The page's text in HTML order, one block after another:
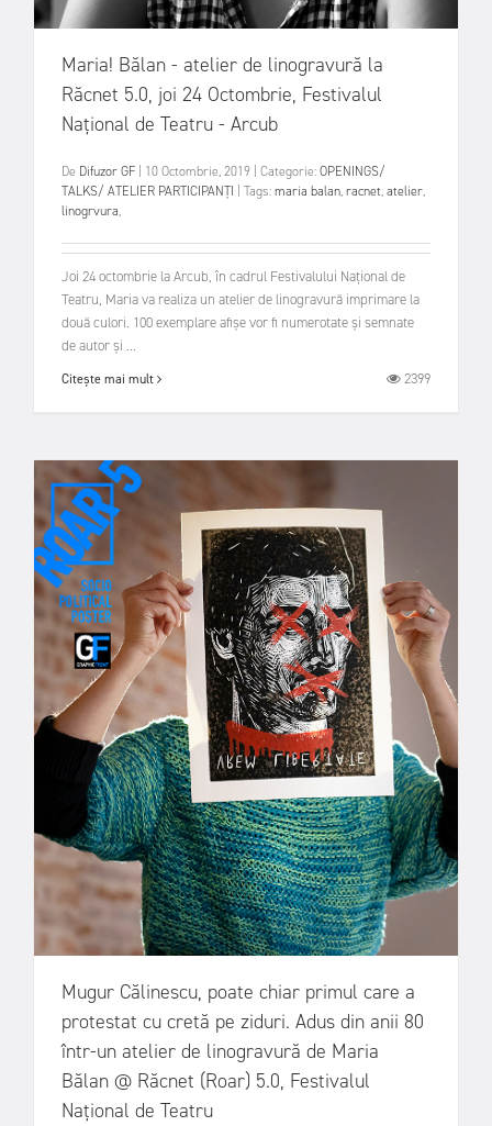
Maria! Bălan - atelier de linogravură la
Răcnet 5.0, joi 24 Octombrie, Festivalul
Național de Teatru - Arcub
De Difuzor GF 10 Octombrie, 2019 Categorie:OPENINGS/
TALKS/ ATELIER PARTICIPANȚI Tags:maria balan,racnet,atelier,
linogrvura,
Joi 24 octombrie la Arcub, în cadrul Festivalului Național de
Teatru, Maria va realiza un atelier de linogravură imprimare la
două culori. 100 exemplare afișe vor fi numerotate și semnate
de autor și ...
Citește mai mult 2399
Mugur Călinescu, poate chiar primul care a
protestat cu cretă pe ziduri. Adus din anii 80
într-un atelier de linogravură de Maria
Bălan @ Răcnet (Roar) 5.0, Festivalul
Național de Teatru